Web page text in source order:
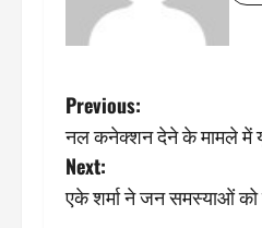
P
o
s
Previous:
नल कनेक्शन देने के मामले में
Next:
एके शर्मा ने जन समस्याओं को